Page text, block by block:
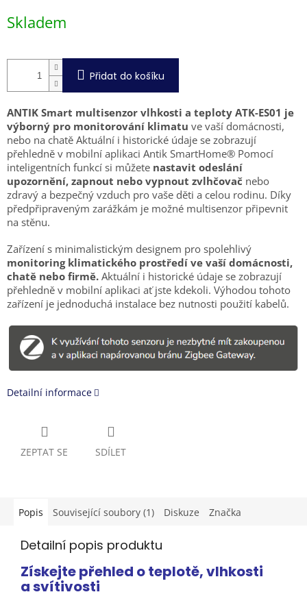
cena:
Skladem
Přidat do košíku
ANTIK Smart multisenzor vlhkosti a teploty ATK-ES01 je
výborný pro monitorování klimatu ve vaší domácnosti,
nebo na chatě Aktuální i historické údaje se zobrazují
přehledně v mobilní aplikaci Antik SmartHome® Pomocí
inteligentních funkcí si můžete nastavit odeslání
upozornění, zapnout nebo vypnout zvlhčovač nebo
zdravý a bezpečný vzduch pro vaše děti a celou rodinu. Díky
předpřipraveným zarážkám je možné multisenzor připevnit
na stěnu.
Zařízení s minimalistickým designem pro spolehlivý
monitoring klimatického prostředí ve vaší domácnosti,
chatě nebo firmě. Aktuální i historické údaje se zobrazují
přehledně v mobilní aplikaci ať jste kdekoli. Výhodou tohoto
zařízení je jednoduchá instalace bez nutnosti použití kabelů.
Detailní informace
ZEPTAT SE SDÍLET
Popis Související soubory (1) Diskuze Značka
Detailní popis produktu
Získejte přehled o teplotě, vlhkosti
asvítivosti